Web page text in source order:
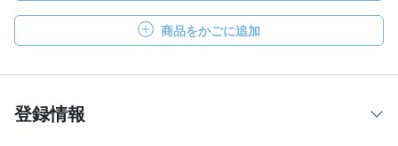
商品をかごに追加
登録情報